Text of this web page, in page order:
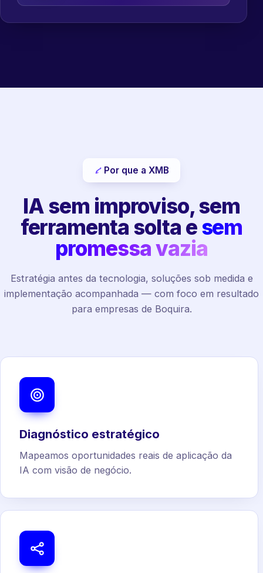
Por que a XMB
IA sem improviso, sem
ferramenta solta esem
promessa vazia
Estratégia antes da tecnologia, soluções sob medida e
implementação acompanhada — com foco em resultado
para empresas de Boquira.
Diagnóstico estratégico
Mapeamos oportunidades reais de aplicação da
IA com visão de negócio.